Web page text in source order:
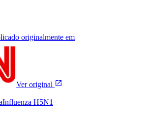
originalmente em
Ver original
Influenza H5N1